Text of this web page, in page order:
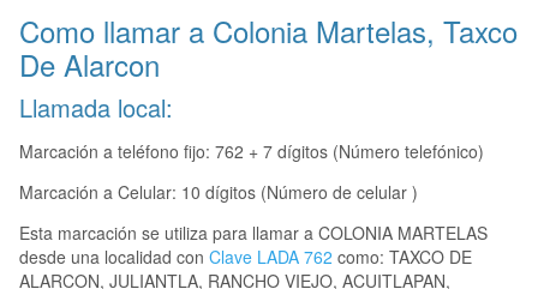
Como llamar a Colonia Martelas, Taxco
De Alarcon
Llamada local:
Marcación a teléfono fijo: 762 + 7 dígitos (Número telefónico)
Marcación a Celular: 10 dígitos (Número de celular )
Esta marcación se utiliza para llamar a COLONIA MARTELAS
desde una localidad con Clave LADA 762 como: TAXCO DE
ALARCON, JULIANTLA, RANCHO VIEJO, ACUITLAPAN,